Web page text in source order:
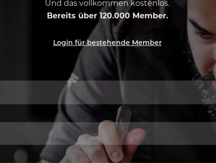
Und das vollkommen kostenlos.
Bereits über 120.000 Member.
Login für bestehende Member